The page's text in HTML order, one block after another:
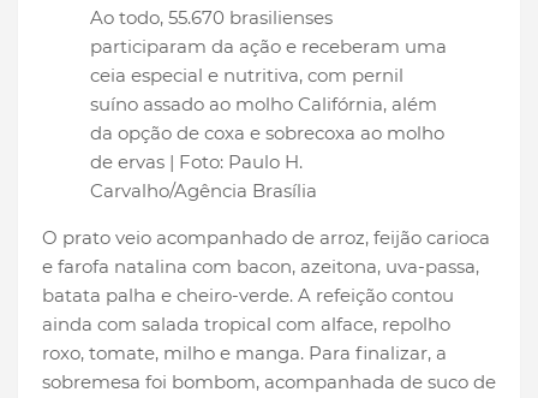
Ao todo, 55.670 brasilienses
participaram da ação e receberam uma
ceia especial e nutritiva, com pernil
suíno assado ao molho Califórnia, além
da opção de coxa e sobrecoxa ao molho
de ervas | Foto: Paulo H.
Carvalho/Agência Brasília
O prato veio acompanhado de arroz, feijão carioca
e farofa natalina com bacon, azeitona, uva-passa,
batata palha e cheiro-verde. A refeição contou
ainda com salada tropical com alface, repolho
roxo, tomate, milho e manga. Para finalizar, a
sobremesa foi bombom, acompanhada de suco de